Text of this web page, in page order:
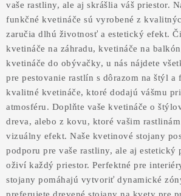
DEKORAČNÉ LAMELY NA STENU
LAMELOVÉ 3D PANELY BIELY PODKLAD
LAMELOVÉ 3D PANELY ČIERNY
LAMELOVÝ OBKLAD S FILCOVÝM
AKUSTICKÉ 3D PANELY
INTERIÉROVÉ DVERE
PREDEĽOVACIE STENY SO ŠIKMÝMI
vaše rastliny, ale aj skrášlia váš priestor.
funkčné kvetináče sú vyrobené z
zaručia dlhú životnosť a estetický efekt.
kvetináče na záhradu, kvetináče na
kvetináče do obývačky, u nás nájdete
pre pestovanie rastlín s dôrazom na štýl a
kvalitné kvetináče, ktoré dodajú vášmu
atmosféru. Doplňte vaše kvetináče o
dreva, alebo z kovu, ktoré vašim
vizuálny efekt. Naše kvetinové stojany
podporu pre vaše rastliny, ale aj
oživí každý priestor. Perfektné pre
stojany pomáhajú vytvoriť dynamické